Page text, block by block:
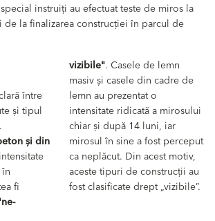
instruiți au efectuat teste de miros la
la finalizarea construcției în parcul de
între
și tipul
și din
fi
vizibile". Casele de lemn
masiv și casele din cadre de
lemn au prezentat o
intensitate ridicată a mirosului
chiar și după 14 luni, iar
mirosul în sine a fost perceput
ca neplăcut. Din acest motiv,
aceste tipuri de construcții au
fost clasificate drept „vizibile”.